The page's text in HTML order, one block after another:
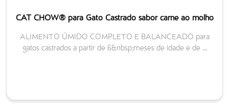
CAT CHOW® para Gato Castrado sabor carne ao molho
ALIMENTO ÚMIDO COMPLETO E BALANCEADO para
gatos castrados a partir de 6&nbsp;meses de idade e de ...